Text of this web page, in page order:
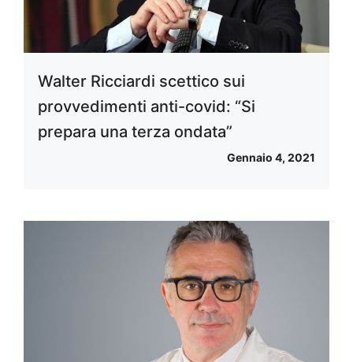
Walter Ricciardi scettico sui
provvedimenti anti-covid: “Si
prepara una terza ondata”
Gennaio 4, 2021